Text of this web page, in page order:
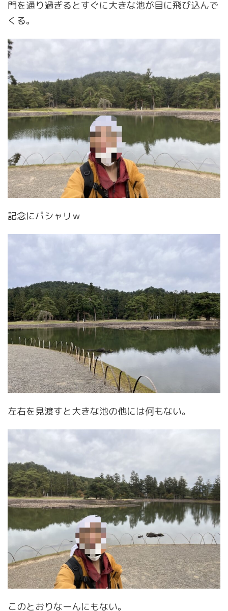
門を通り過ぎるとすぐに大きな池が目に飛び込んで
くる。
記念にパシャリｗ
左右を見渡すと大きな池の他には何もない。
このとおりなーんにもない。